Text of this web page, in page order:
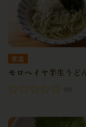
常温
モロヘイヤ半生うど